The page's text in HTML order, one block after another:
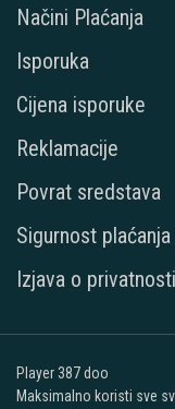
Načini Plaćanja
Isporuka
Cijena isporuke
Reklamacije
Povrat sredstava
Sigurnost
Izjava o privatnosti
Player 387 doo
Maksimalno koristi sve